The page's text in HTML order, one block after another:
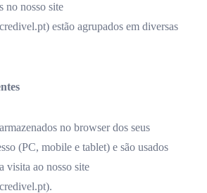
no nosso site
estão agrupados em diversas
no browser dos seus
(PC, mobile e tablet) e são usados
visita ao nosso site